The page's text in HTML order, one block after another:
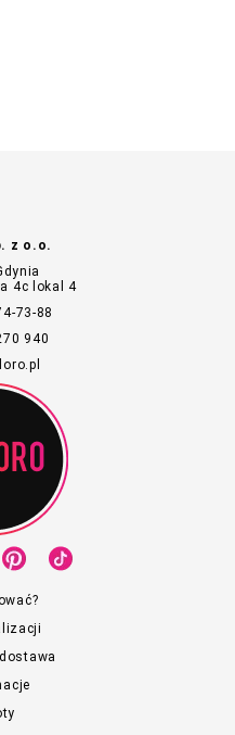
z o.o.
4c lokal 4
73-88
940